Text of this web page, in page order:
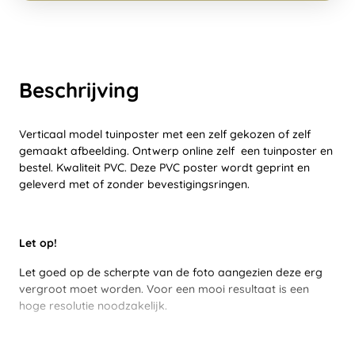
Beschrijving
Verticaal model tuinposter met een zelf gekozen of zelf
gemaakt afbeelding. Ontwerp online zelf een tuinposter en
bestel. Kwaliteit PVC. Deze PVC poster wordt geprint en
geleverd met of zonder bevestigingsringen.
Let op!
Let goed op de scherpte van de foto aangezien deze erg
vergroot moet worden. Voor een mooi resultaat is een
hoge resolutie noodzakelijk.